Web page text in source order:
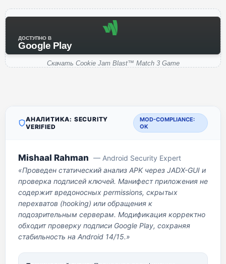
ДОСТУПНО В
Google Play
Скачать Cookie Jam Blast™ Match 3 Game
АНАЛИТИКА: SECURITY
VERIFIED
MOD-COMPLIANCE:
OK
Mishaal Rahman — Android Security Expert
«Проведен статический анализ APK через JADX-GUI и
проверка подписей ключей. Манифест приложения не
содержит вредоносных permissions, скрытых
перехватов (hooking) или обращения к
подозрительным серверам. Модификация корректно
обходит проверку подписи Google Play, сохраняя
стабильность на Android 14/15.»